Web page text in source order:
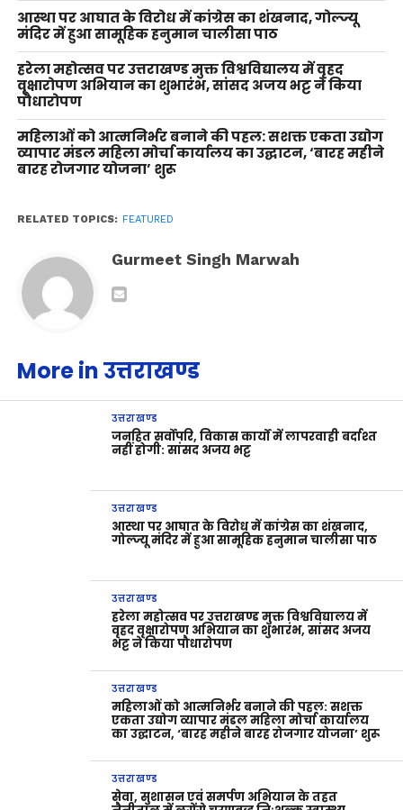
आस्था पर आघात के विरोध में कांग्रेस का शंखनाद, गोल्ज्यू
मंदिर में हुआ सामूहिक हनुमान चालीसा पाठ
हरेला महोत्सव पर उत्तराखण्ड मुक्त विश्वविद्यालय में वृहद
वृक्षारोपण अभियान का शुभारंभ, सांसद अजय भट्ट ने किया
पौधारोपण
महिलाओं को आत्मनिर्भर बनाने की पहल: सशक्त एकता उद्योग
व्यापार मंडल महिला मोर्चा कार्यालय का उद्घाटन, ‘बारह महीने
बारह रोजगार योजना’ शुरू
RELATED TOPICS: FEATURED
Gurmeet Singh Marwah
More in उत्तराखण्ड
उत्तराखण्ड
जनहित सर्वोपरि, विकास कार्यों में लापरवाही बर्दाश्त
नहीं होगी: सांसद अजय भट्ट
उत्तराखण्ड
आस्था पर आघात के विरोध में कांग्रेस का शंखनाद,
गोल्ज्यू मंदिर में हुआ सामूहिक हनुमान चालीसा पाठ
उत्तराखण्ड
हरेला महोत्सव पर उत्तराखण्ड मुक्त विश्वविद्यालय में
वृहद वृक्षारोपण अभियान का शुभारंभ, सांसद अजय
भट्ट ने किया पौधारोपण
उत्तराखण्ड
महिलाओं को आत्मनिर्भर बनाने की पहल: सशक्त
एकता उद्योग व्यापार मंडल महिला मोर्चा कार्यालय
का उद्घाटन, ‘बारह महीने बारह रोजगार योजना’ शुरू
उत्तराखण्ड
सेवा, सुशासन एवं समर्पण अभियान के तहत